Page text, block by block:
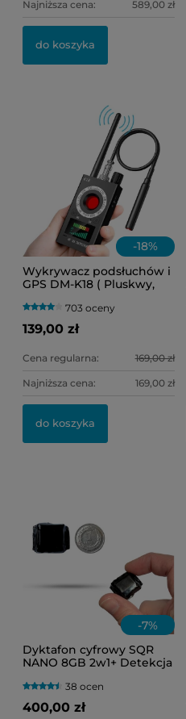
Najniższa cena: 589,00 zł
do koszyka
-18%
Wykrywacz podsłuchów i
GPS DM-K18 ( Pluskwy,
WI-FI )
703 oceny
139,00 zł
Cena regularna: 169,00 zł
Najniższa cena: 169,00 zł
do koszyka
-7%
Dyktafon cyfrowy SQR
NANO 8GB 2w1+ Detekcja
Rozmiar)38 ocen
400,00 zł